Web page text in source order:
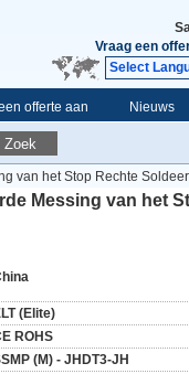
Vraag een
Select
offerte aan Nieuws
Zoek
van het Stop Rechte
Messing van het
(Elite)
ROHS
(M) - JHDT3-JH